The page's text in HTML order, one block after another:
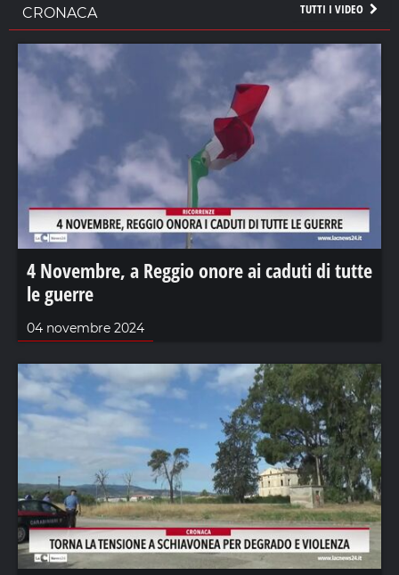
TUTTI I VIDEO
CRONACA
4 Novembre, a Reggio onore ai caduti di tutte
le guerre
04 novembre 2024